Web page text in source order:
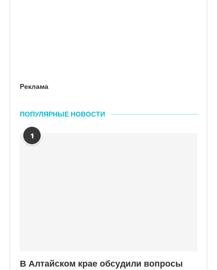
Реклама
ПОПУЛЯРНЫЕ НОВОСТИ
1
В Алтайском крае обсудили вопросы